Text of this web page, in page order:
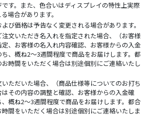
す。また、色合いはディスプレイの特性上実際
場合があります。
び価格は予告なく変更される場合があります。
注文いただき名入れを指定された場合、（お客様
、お客様の名入れ内容確認、お客様からの入金
、概ね2～3週間程度で商品をお届けします。都
時間をいただく場合は別途個別にご連絡いたし
いただいた場合、（商品仕様等についてのお打ち
その内容の調整と確認、お客様からの入金確
概ね2～3週間程度で商品をお届けします。都合
間をいただく場合は別途個別にご連絡いたしま